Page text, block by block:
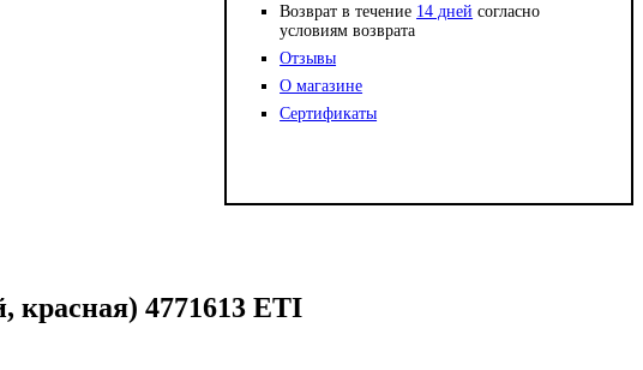
Возврат в течение 14 дней согласно
условиям возврата
Отзывы
О магазине
Сертификаты
красная) 4771613 ETI